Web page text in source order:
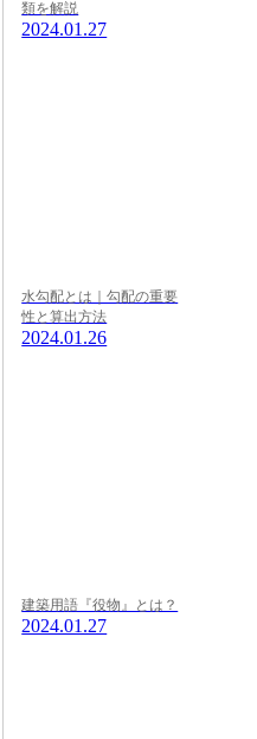
類を解説
2024.01.27
水勾配とは｜勾配の重要
性と算出方法
2024.01.26
建築用語『役物』とは？
2024.01.27